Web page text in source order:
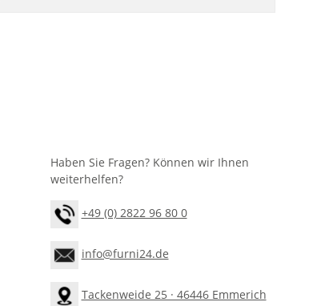
Haben Sie Fragen? Können wir Ihnen
weiterhelfen?
+49 (0) 2822 96 80 0
info@furni24.de
Tackenweide 25 · 46446 Emmerich